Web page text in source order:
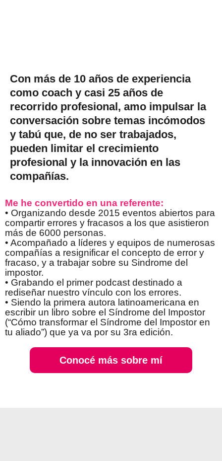
Con más de 10 años de experiencia
como coach y casi 25 años de
recorrido profesional, amo impulsar la
conversación sobre temas incómodos
y tabú que, de no ser trabajados,
pueden limitar el crecimiento
profesional y la innovación en las
compañías.
Me he convertido en una referente:
• Organizando desde 2015 eventos abiertos para
compartir errores y fracasos a los que asistieron
más de 6000 personas.
• Acompañado a líderes y equipos de numerosas
compañías a resignificar el concepto de error y
fracaso, y a trabajar sobre su Sindrome del
impostor.
• Grabando el primer podcast destinado a
rediseñar nuestro vínculo con los errores.
• Siendo la primera autora latinoamericana en
escribir un libro sobre el Síndrome del Impostor
(“Cómo transformar el Síndrome del Impostor en
tu aliado”) que ya va por su 3ra edición.
Conocé más sobre mí